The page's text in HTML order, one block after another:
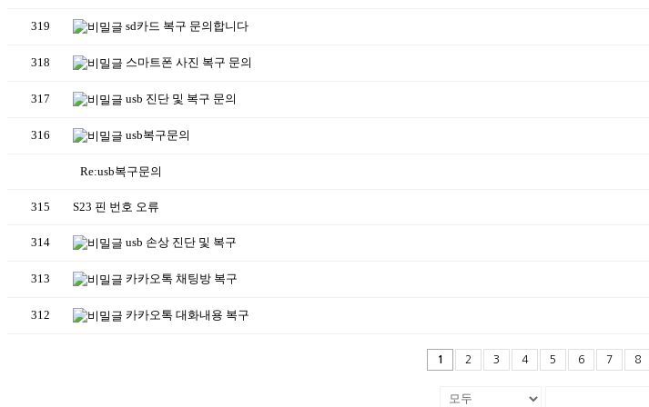
319 sd카드 복구 문의합니다
318 스마트폰 사진 복구 문의
317 usb 진단 및 복구 문의
316 usb복구문의
Re:usb복구문의
315 S23 핀 번호 오류
314 usb 손상 진단 및 복구
313 카카오톡 채팅방 복구
312 카카오톡 대화내용 복구
1 2 3 4 5 6 7 8